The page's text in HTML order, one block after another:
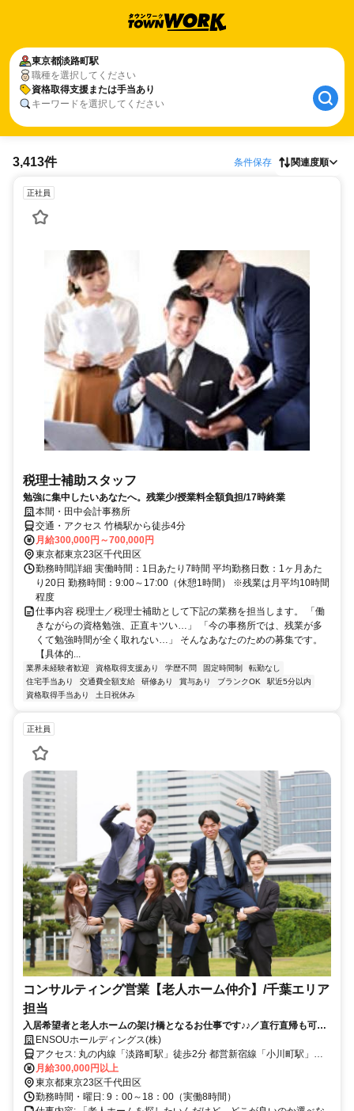
東京都淡路町駅
職種を選択してください
資格取得支援または手当あり
キーワードを選択してください
3,413件 条件保存 関連度順
正社員
税理士補助スタッフ
勉強に集中したいあなたへ。残業少/授業料全額負担/17時終業
本間・田中会計事務所
交通・アクセス 竹橋駅から徒歩4分
月給300,000円～700,000円
東京都東京23区千代田区
勤務時間詳細 実働時間：1日あたり7時間 平均勤務日数：1ヶ月あた
り20日 勤務時間：9:00～17:00（休憩1時間） ※残業は月平均10時間
程度
仕事内容 税理士／税理士補助として下記の業務を担当します。 「働
きながらの資格勉強、正直キツい…」 「今の事務所では、残業が多
くて勉強時間が全く取れない…」 そんなあなたのための募集です。
【具体的...
業界未経験者歓迎 資格取得支援あり 学歴不問 固定時間制
転勤なし
住宅手当あり
交通費全額支給 研修あり 賞与あり ブランクOK
駅近5分以内
資格取得手当あり
土日祝休み
正社員
コンサルティング営業【老人ホーム仲介】/千葉エリア
担当
入居希望者と老人ホームの架け橋となるお仕事です♪♪／直行直帰も可能
／千葉の在住者歓迎♪♪／未経験歓迎
ENSOUホールディングス(株)
アクセス: 丸の内線「淡路町駅」徒歩2分 都営新宿線「小川町駅」徒
歩2分 銀座線「神田駅」徒歩3分 JR各路線「神田駅」徒歩5分 郵便局
や銀行など近くにあり大変便利な環境です。仕事帰りにオフィス周辺
で買い物や食事も楽しめますよ♪
月給300,000円以上
東京都東京23区千代田区
勤務時間・曜日: 9：00～18：00（実働8時間）